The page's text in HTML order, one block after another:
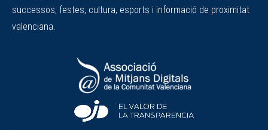
successos, festes, cultura, esports i informació de proximitat
valenciana.